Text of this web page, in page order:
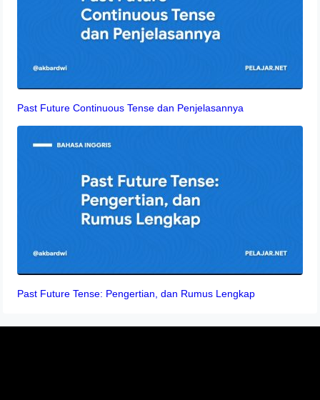
Past Future Continuous Tense dan Penjelasannya
Past Future Tense: Pengertian, dan Rumus Lengkap